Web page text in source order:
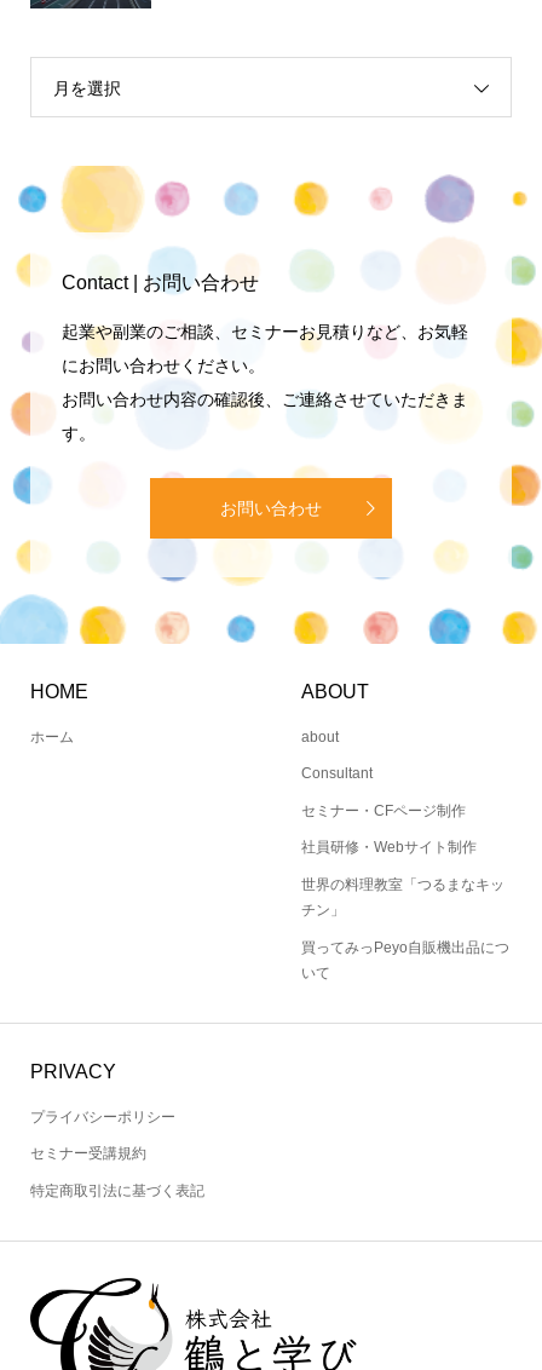
月を選択
Contact | お問い合わせ
起業や副業のご相談、セミナーお見積りなど、お気軽
にお問い合わせください。
お問い合わせ内容の確認後、ご連絡させていただきま
す。
お問い合わせ
HOME
ホーム
ABOUT
about
Consultant
セミナー・CFページ制作
社員研修・Webサイト制作
世界の料理教室「つるまなキッ
チン」
買ってみっPeyo自販機出品につ
いて
PRIVACY
プライバシーポリシー
セミナー受講規約
特定商取引法に基づく表記